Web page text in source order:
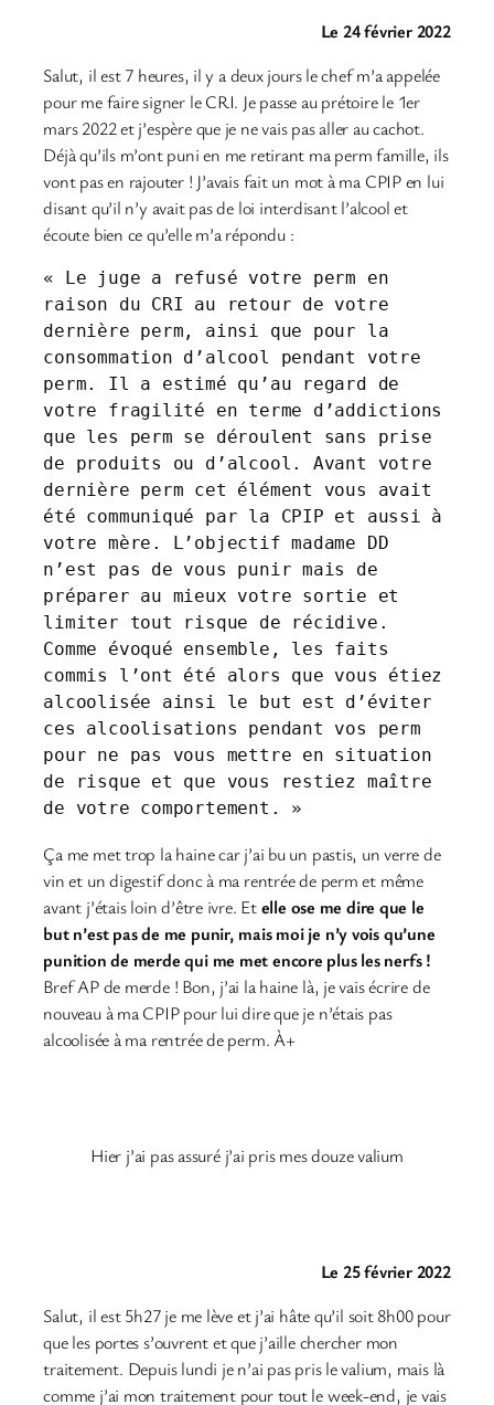
Le 24 février 2022
Salut, il est 7 heures, il y a deux jours le chef m’a appelée
pour me faire signer le CRI. Je passe au prétoire le 1er
mars 2022 et j’espère que je ne vais pas aller au cachot.
Déjà qu’ils m’ont puni en me retirant ma perm famille, ils
vont pas en rajouter ! J’avais fait un mot à ma CPIP en lui
disant qu’il n’y avait pas de loi interdisant l’alcool et
écoute bien ce qu’elle m’a répondu :
« Le juge a refusé votre perm en
raison du CRI au retour de votre
dernière perm, ainsi que pour la
consommation d’alcool pendant votre
perm. Il a estimé qu’au regard de
votre fragilité en terme d’addictions
que les perm se déroulent sans prise
de produits ou d’alcool. Avant votre
dernière perm cet élément vous avait
été communiqué par la CPIP et aussi à
votre mère. L’objectif madame DD
n’est pas de vous punir mais de
préparer au mieux votre sortie et
limiter tout risque de récidive.
Comme évoqué ensemble, les faits
commis l’ont été alors que vous étiez
alcoolisée ainsi le but est d’éviter
ces alcoolisations pendant vos perm
pour ne pas vous mettre en situation
de risque et que vous restiez maître
de votre comportement. »
Ça me met trop la haine car j’ai bu un pastis, un verre de
vin et un digestif donc à ma rentrée de perm et même
avant j’étais loin d’être ivre. Etelle ose me dire que le
but n’est pas de me punir, mais moi je n’y vois qu’une
punition de merde qui me met encore plus les nerfs !
Bref AP de merde ! Bon, j’ai la haine là, je vais écrire de
nouveau à ma CPIP pour lui dire que je n’étais pas
alcoolisée à ma rentrée de perm. À+
Hier j’ai pas assuré j’ai pris mes douze valium
Le 25 février 2022
Salut, il est 5h27 je me lève et j’ai hâte qu’il soit 8h00 pour
que les portes s’ouvrent et que j’aille chercher mon
traitement. Depuis lundi je n’ai pas pris le valium, mais là
comme j’ai mon traitement pour tout le week-end, je vais